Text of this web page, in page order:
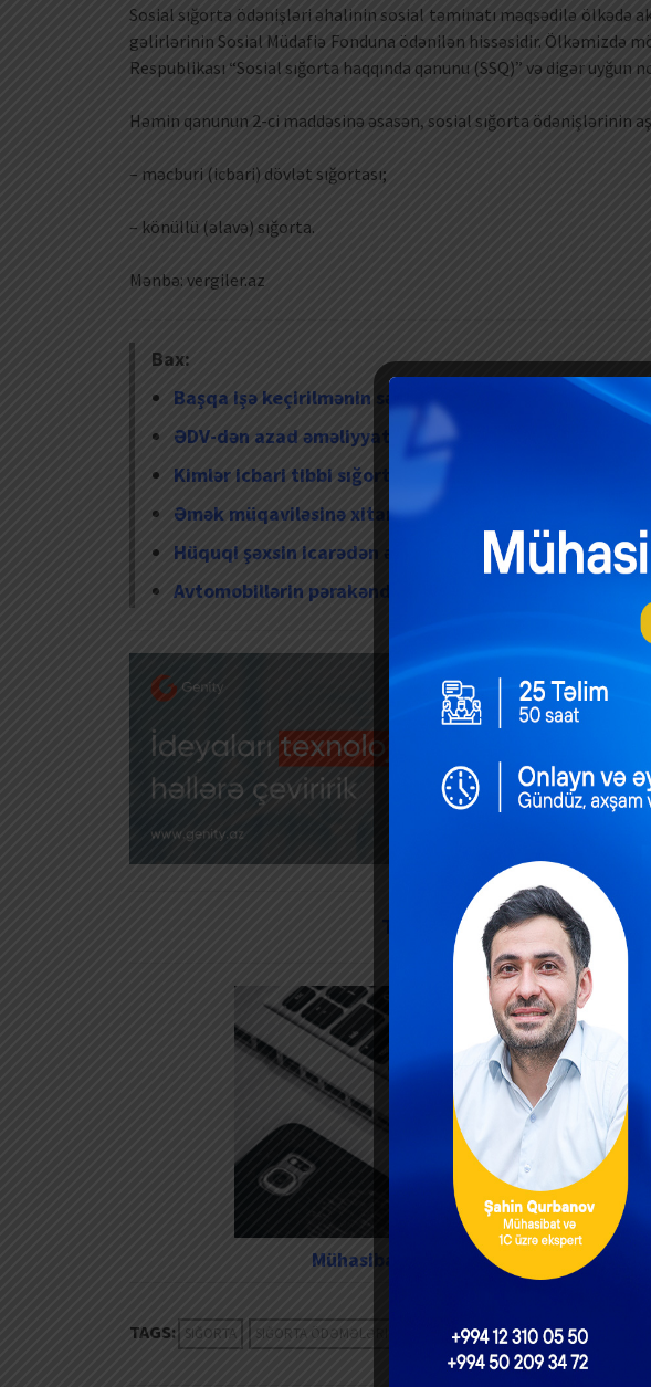
Sosial sığorta ödənişləri əhalinin sosial təminatı məqsədilə ölkədə
gəlirlərinin Sosial Müdafiə Fonduna ödənilən hissəsidir. Ölkəmizdə
Respublikası “Sosial sığorta haqqında qanunu (SSQ)” və digər
Həmin qanunun 2-ci maddəsinə əsasən, sosial sığorta ödənişlərinin
– məcburi (icbari) dövlət sığortası;
– könüllü (əlavə) sığorta.
Mənbə: vergiler.az
Bax:
Başqa işə keçirilmənin sənədləşdirilməsi
ƏDV-dən azad əməliyyatlar hansılardır?
Kimlər icbari tibbi sığorta haqqı ödəməkdən azaddır?
Əmək müqaviləsinə xitam verilməsi
Hüquqi şəxsin icarədən əldə etdiyi gəlirin vergiyə cəlb
Avtomobillərin pərakəndə qaydada satışı zamanı
TELEQRAM KANALIMIZA
Mühasibat, Audit və Kadr Xidmətləri
TAGS: SIĞORTA SIĞORTA ÖDƏMƏLƏRI